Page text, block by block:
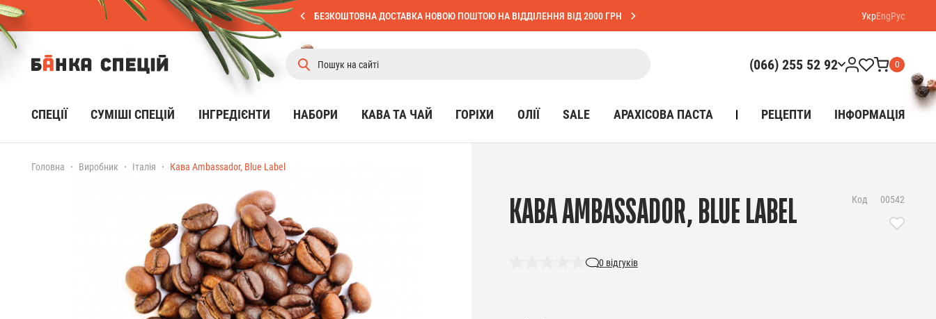
БЕЗКОШТОВНА ДОСТАВКА НОВОЮ ПОШТОЮ НА ВІДДІЛЕННЯ ВІД 2000 ГРН УкрEngРус
(066) 255 52 92 0
СПЕЦІЇ CУМІШІ СПЕЦІЙ ІНГРЕДІЄНТИ НАБОРИ КАВА ТА ЧАЙ ГОРІХИ ОЛІЇ SALE АРАХІСОВА ПАСТА РЕЦЕПТИ ІНФОРМАЦІЯ
Головна Виробник Італія Кава Ambassador, Blue Label
КАВА AMBASSADOR, BLUE LABEL
0 відгуків
Код 00542